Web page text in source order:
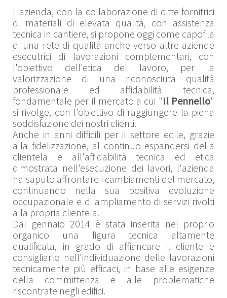
L'azienda, con la collaborazione di ditte fornitrici
di materiali di elevata qualità, con assistenza
tecnica in cantiere, si propone oggi come capofila
di una rete di qualità anche verso altre aziende
esecutrici di lavorazioni complementari, con
l'obiettivo dell'etica del lavoro, per la
valorizzazione di una riconosciuta qualità
professionale ed affidabilità tecnica,
fondamentale per il mercato a cui "Il Pennello"
si rivolge, con l'obiettivo di raggiungere la piena
soddisfazione dei nostri clienti.
Anche in anni difficili per il settore edile, grazie
alla fidelizzazione, al continuo espandersi della
clientela e all'affidabilità tecnica ed etica
dimostrata nell'esecuzione dei lavori, l'azienda
ha saputo affrontare i cambiamenti del mercato,
continuando nella sua positiva evoluzione
occupazionale e di ampliamento di servizi rivolti
alla propria clientela.
Dal gennaio 2014 è stata inserita nel proprio
organico una figura tecnica altamente
qualificata, in grado di affiancare il cliente e
consigliarlo nell'individuazione delle lavorazioni
tecnicamente più efficaci, in base alle esigenze
della committenza e alle problematiche
riscontrate negli edifici.